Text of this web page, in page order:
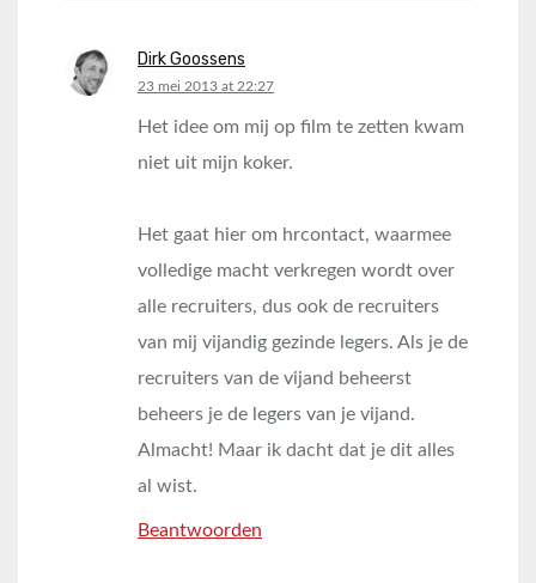
Dirk Goossens
says:
23 mei 2013 at 22:27
Het idee om mij op film te zetten kwam
niet uit mijn koker.
Het gaat hier om hrcontact, waarmee
volledige macht verkregen wordt over
alle recruiters, dus ook de recruiters
van mij vijandig gezinde legers. Als je de
recruiters van de vijand beheerst
beheers je de legers van je vijand.
Almacht! Maar ik dacht dat je dit alles
al wist.
Beantwoorden